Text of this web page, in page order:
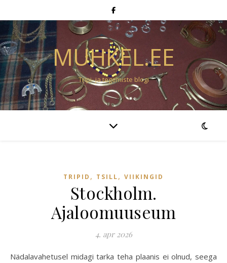
MUHKEL.EE
Tripi- ja tegemiste blogi
TRIPID , TSILL, VIIKINGID
Stockholm.
Ajaloomuuseum
4. apr 2026
Nädalavahetusel midagi tarka teha plaanis ei olnud, seega